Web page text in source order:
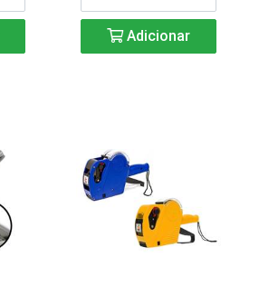
Adicionar